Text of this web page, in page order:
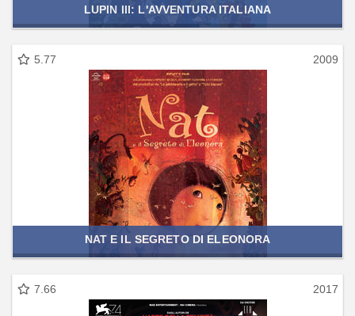
LUPIN III: L'AVVENTURA ITALIANA
5.77 2009
NAT E IL SEGRETO DI ELEONORA
7.66 2017